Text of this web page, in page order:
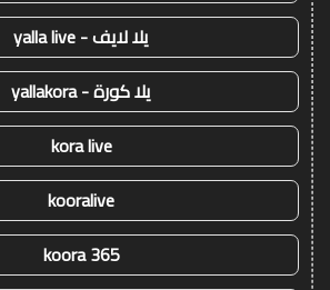
يلا لايف - yalla live
يلا كورة - yallakora
kora live
kooralive
koora 365